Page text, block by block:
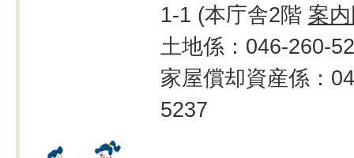
1-1 (本庁舎2階 案
土地係：046-260-
家屋償却資産係：
5237